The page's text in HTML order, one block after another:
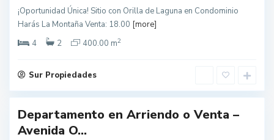
¡Oportunidad Única! Sitio con Orilla de Laguna en Condominio
Harás La Montaña Venta: 18.00 [more]
4
2 400.00 m2
Sur Propiedades
o
Á
n
l
e
s
Departamento en Arriendo o Venta –
Avenida O...